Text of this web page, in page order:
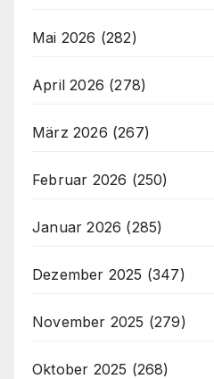
Mai 2026 (282)
April 2026 (278)
März 2026 (267)
Februar 2026 (250)
Januar 2026 (285)
Dezember 2025 (347)
November 2025 (279)
Oktober 2025 (268)